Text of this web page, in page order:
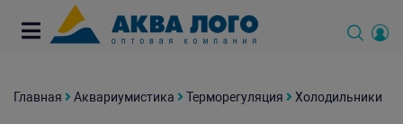
Главная Аквариумистика Терморегуляция Холодильники